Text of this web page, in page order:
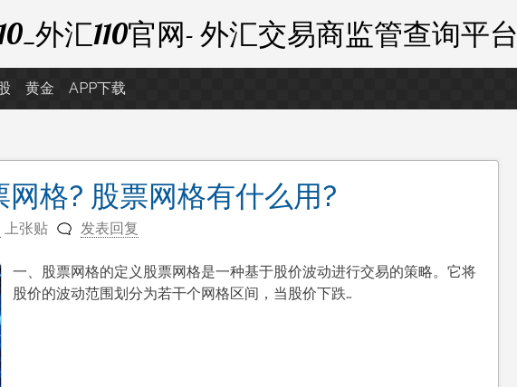
外汇110官网- 外汇交易商监管查询平台
黄金 APP下载
格? 股票网格有什么用?
上张贴 发表回复
一、股票网格的定义股票网格是一种基于股价波动进行交易的策略。它将
股价的波动范围划分为若干个网格区间，当股价下跌…